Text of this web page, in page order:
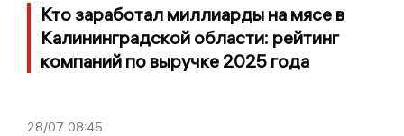
Кто заработал миллиарды на мясе в
Калининградской области: рейтинг
компаний по выручке 2025 года
28/07 08:45